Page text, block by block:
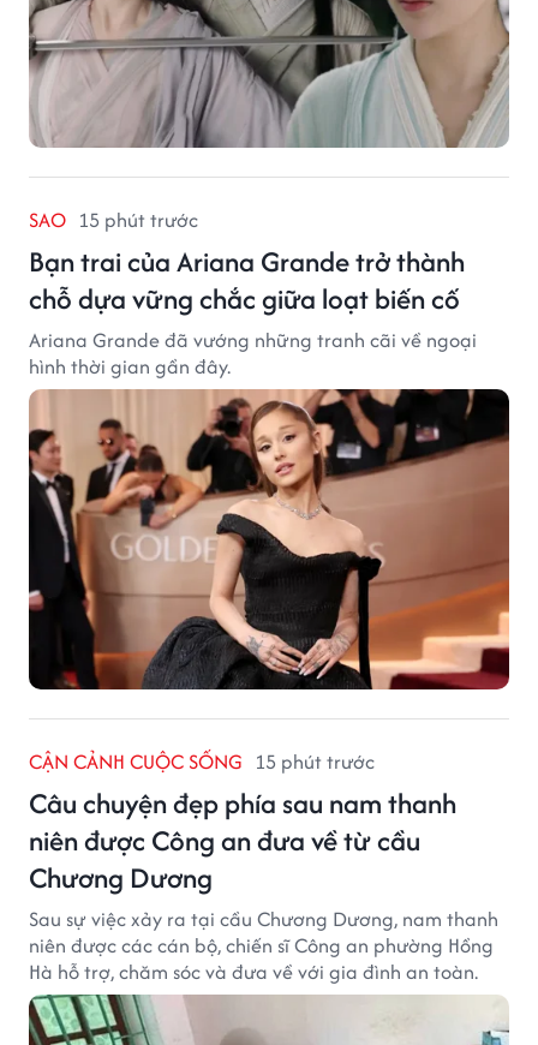
SAO 15 phút trước
Bạn trai của Ariana Grande trở thành
chỗ dựa vững chắc giữa loạt biến cố
Ariana Grande đã vướng những tranh cãi về ngoại
hình thời gian gần đây.
CẬN CẢNH CUỘC SỐNG 15 phút trước
Câu chuyện đẹp phía sau nam thanh
niên được Công an đưa về từ cầu
Chương Dương
Sau sự việc xảy ra tại cầu Chương Dương, nam thanh
niên được các cán bộ, chiến sĩ Công an phường Hồng
Hà hỗ trợ, chăm sóc và đưa về với gia đình an toàn.